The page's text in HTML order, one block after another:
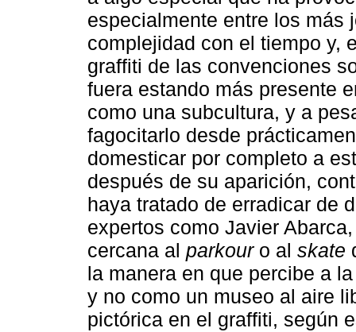
especialmente entre los más
complejidad con el tiempo y,
graffiti de las convenciones
fuera estando más presente
como una subcultura, y a
fagocitarlo desde
domesticar por completo a
después de su aparición,
haya tratado de erradicar de
expertos como Javier
cercana al parkouro al skate
la manera en que percibe a
y no como un museo al aire
pictórica en el graffiti, según